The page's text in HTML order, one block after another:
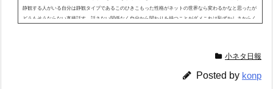
静観する人がいる自分は静観タイプであるこのひきこもった性格がネットの世界なら変わるかなと思ったが
どうもそうならない直接話す、話さない関係なく自分から関わりを持つことがダメこれは恥ずかしさからく
小ネタ日報
Posted by konp